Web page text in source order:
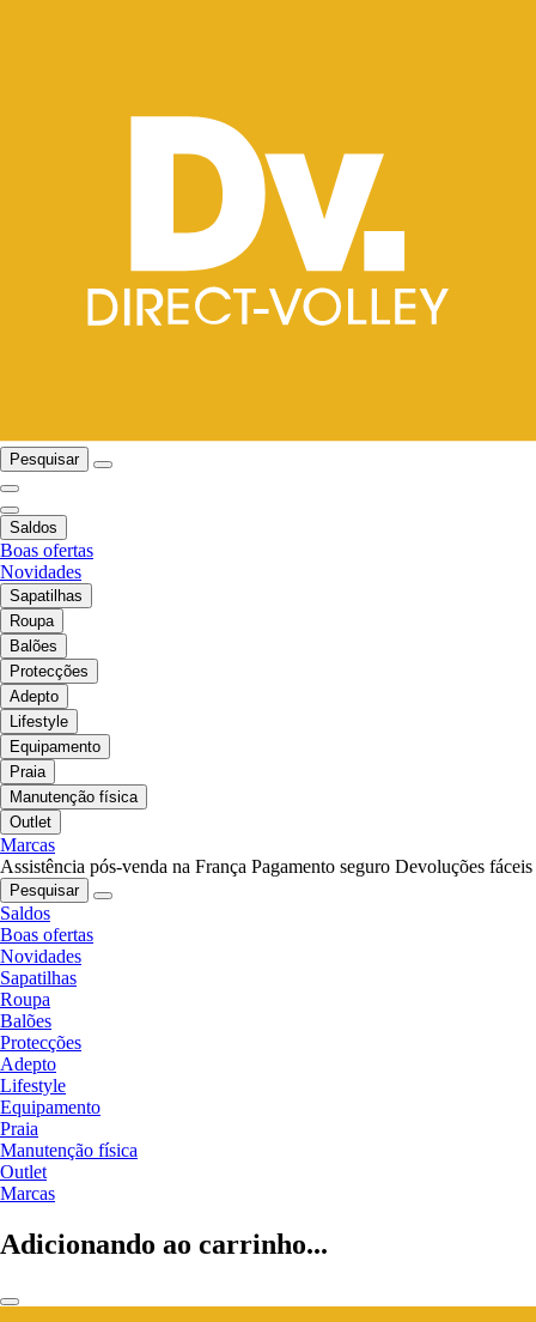
Pesquisar
Saldos
Boas ofertas
Novidades
Sapatilhas
Roupa
Balões
Protecções
Adepto
Lifestyle
Equipamento
Praia
Manutenção física
Outlet
Marcas
Assistência pós-venda na França Pagamento seguro Devoluções fáceis
Pesquisar
Saldos
Boas ofertas
Novidades
Sapatilhas
Roupa
Balões
Protecções
Adepto
Lifestyle
Equipamento
Praia
Manutenção física
Outlet
Marcas
Adicionando ao carrinho...